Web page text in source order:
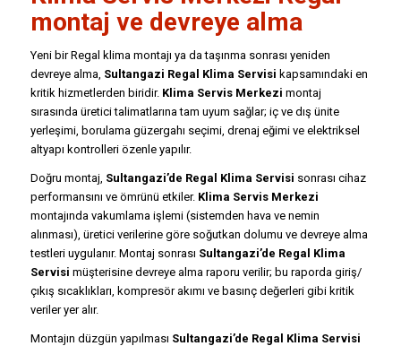
montaj ve devreye alma
Yeni bir Regal klima montajı ya da taşınma sonrası yeniden
devreye alma, Sultangazi Regal Klima Servisi kapsamındaki en
kritik hizmetlerden biridir. Klima Servis Merkezi montaj
sırasında üretici talimatlarına tam uyum sağlar; iç ve dış ünite
yerleşimi, borulama güzergahı seçimi, drenaj eğimi ve elektriksel
altyapı kontrolleri özenle yapılır.
Doğru montaj, Sultangazi’de Regal Klima Servisi sonrası cihaz
performansını ve ömrünü etkiler. Klima Servis Merkezi
montajında vakumlama işlemi (sistemden hava ve nemin
alınması), üretici verilerine göre soğutkan dolumu ve devreye alma
testleri uygulanır. Montaj sonrası Sultangazi’de Regal Klima
Servisi müşterisine devreye alma raporu verilir; bu raporda giriş/
çıkış sıcaklıkları, kompresör akımı ve basınç değerleri gibi kritik
veriler yer alır.
Montajın düzgün yapılması Sultangazi’de Regal Klima Servisi